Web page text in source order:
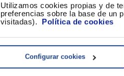
Utilizamos cookies propias y de
preferencias sobre la base de un
visitadas). Política de cookies
Configurar cookies